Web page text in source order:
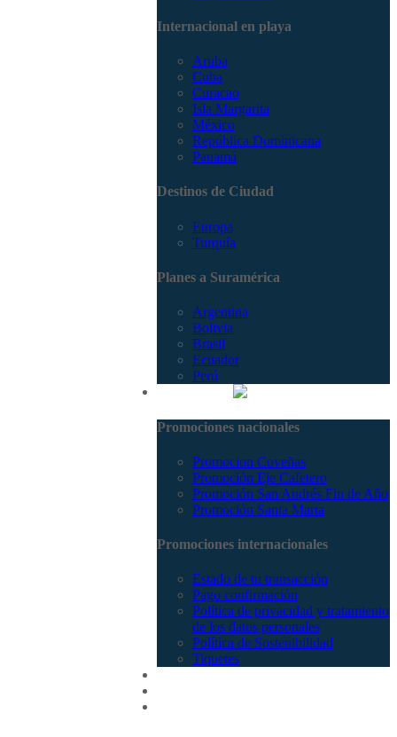
Internacional en playa
Aruba
Cuba
Curacao
Isla Margarita
México
República Dominicana
Panamá
Destinos de Ciudad
Europa
Turquía
Planes a Suramérica
Argentina
Bolivia
Brasil
Ecuador
Perú
Promociones nacionales
Promocion Coveñas
Promoción Eje Cafetero
Promoción San Andrés Fin de Año
Promoción Santa Marta
Promociones internacionales
Estado de tu transacción
Pago confirmación
Política de privacidad y tratamiento
de los datos personales
Política de Sostenibilidad
Tiquetes